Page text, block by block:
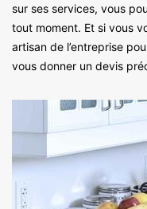
sur ses services, vous
tout moment. Et si vous
artisan de l’entreprise
vous donner un devis